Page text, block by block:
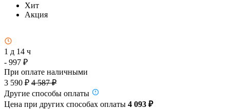
Хит
Акция
1 д 14 ч
- 997 ₽
При оплате наличными
3 590 ₽ 4 587 ₽
Другие способы оплаты
Цена при других способах оплаты 4 093 ₽